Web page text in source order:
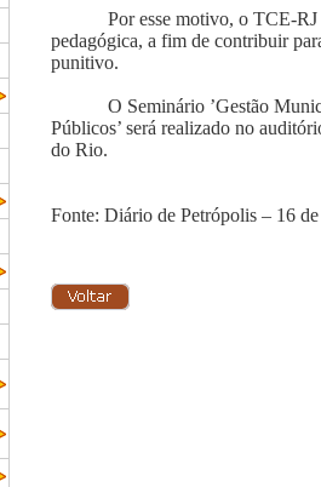
Por esse motivo, o TCE-
pedagógica, a fim de contribuir
punitivo.
O Seminário ’Gestão
Públicos’ será realizado no
do Rio.
Fonte: Diário de Petrópolis – 16